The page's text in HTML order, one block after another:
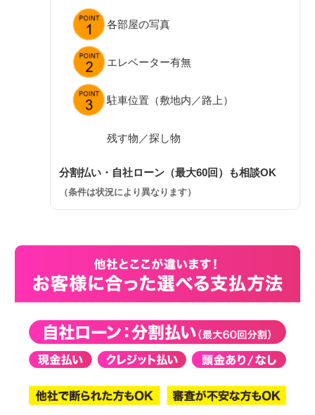
各部屋の写真
エレベーター有無
駐車位置（敷地内／路上）
残す物／探し物
分割払い・自社ローン（最大60回）も相談OK
（条件は状況により異なります）